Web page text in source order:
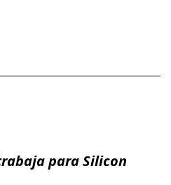
para Silicon